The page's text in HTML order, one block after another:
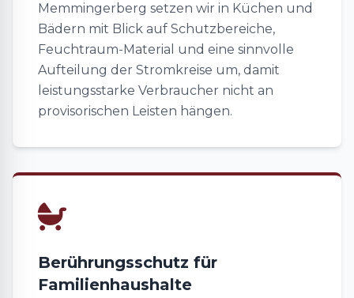
Memmingerberg setzen wir in Küchen und
Bädern mit Blick auf Schutzbereiche,
Feuchtraum-Material und eine sinnvolle
Aufteilung der Stromkreise um, damit
leistungsstarke Verbraucher nicht an
provisorischen Leisten hängen.
Berührungsschutz für
Familienhaushalte